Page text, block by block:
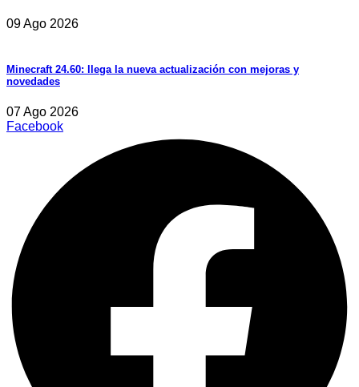
09 Ago 2026
Minecraft 24.60: llega la nueva actualización con mejoras y
novedades
07 Ago 2026
Facebook